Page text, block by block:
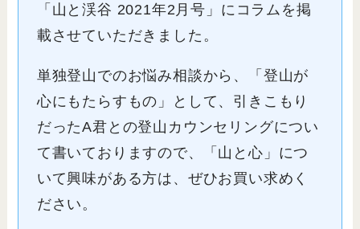
「山と渓谷 2021年2月号」にコラムを掲
載させていただきました。
単独登山でのお悩み相談から、「登山が
心にもたらすもの」として、引きこもり
だったA君との登山カウンセリングについ
て書いておりますので、「山と心」につ
いて興味がある方は、ぜひお買い求めく
ださい。